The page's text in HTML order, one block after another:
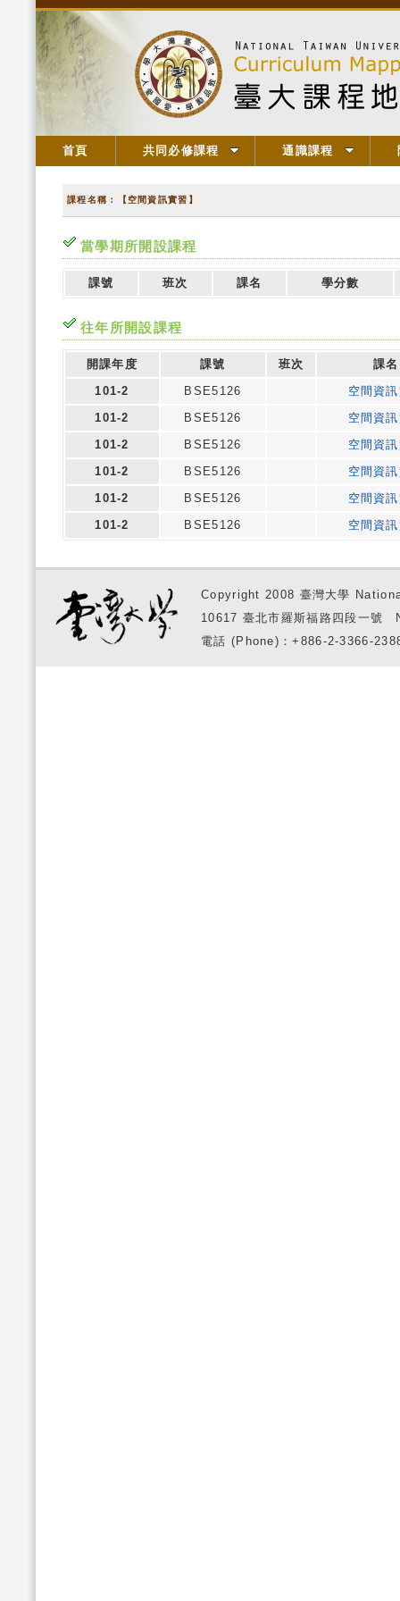
首頁 共同必修課程 通識課程
課程名稱：【空間資訊實習】
當學期所開設課程
課號 班次 課名 學分數
往年所開設課程
開課年度 課號 班次
課名
101-2
BSE5126
空間資
101-2
BSE5126
空間資
101-2
BSE5126
空間資
101-2
BSE5126
空間資
101-2
BSE5126
空間資
101-2
BSE5126 空間資
Copyright 2008 臺灣大學
10617 臺北市羅斯福路四段一
電話 (Phone)：+886-2-3366-